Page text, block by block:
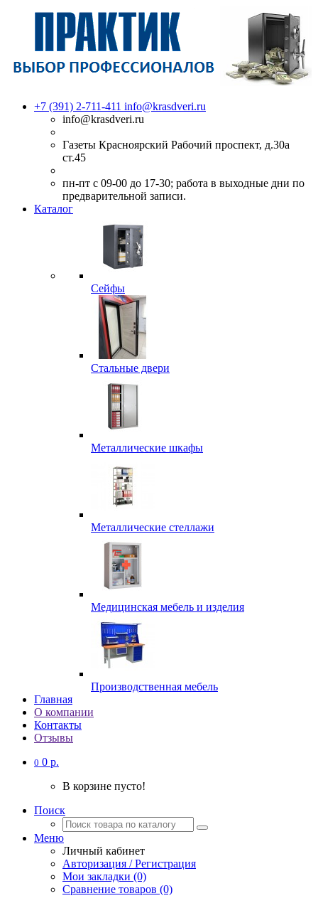
+7 (391) 2-711-411 info@krasdveri.ru
info@krasdveri.ru
Газеты Красноярский Рабочий проспект, д.30а
ст.45
пн-пт с 09-00 до 17-30; работа в выходные дни по
предварительной записи.
Каталог
Сейфы
Стальные двери
Металлические шкафы
Металлические стеллажи
Медицинская мебель и изделия
Производственная мебель
Главная
О компании
Контакты
Отзывы
0 0 р.
В корзине пусто!
Поиск
Меню
Личный кабинет
Авторизация / Регистрация
Мои закладки (0)
Сравнение товаров (0)